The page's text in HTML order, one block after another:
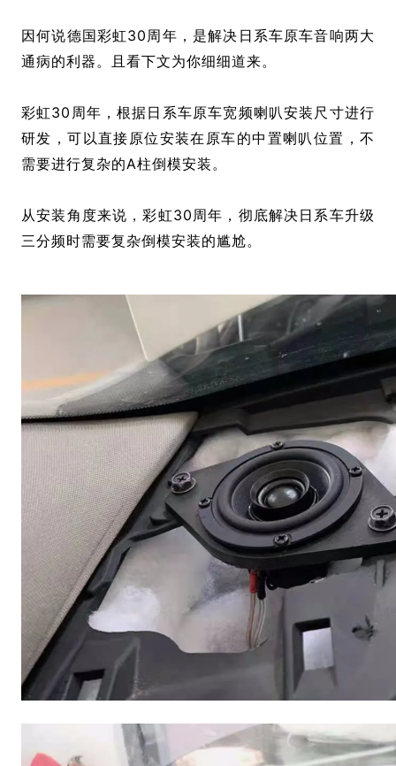
因何说德国彩虹30周年，是解决日系车原车音响两大
通病的利器。且看下文为你细细道来。
彩虹30周年，根据日系车原车宽频喇叭安装尺寸进行
研发，可以直接原位安装在原车的中置喇叭位置，不
需要进行复杂的A柱倒模安装。
从安装角度来说，彩虹30周年，彻底解决日系车升级
三分频时需要复杂倒模安装的尴尬。